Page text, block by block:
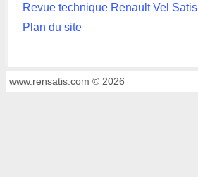
Revue technique Renault Vel Satis
Plan du site
www.rensatis.com © 2026